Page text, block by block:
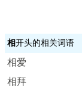
相开头的相关词语
相爱
相拜